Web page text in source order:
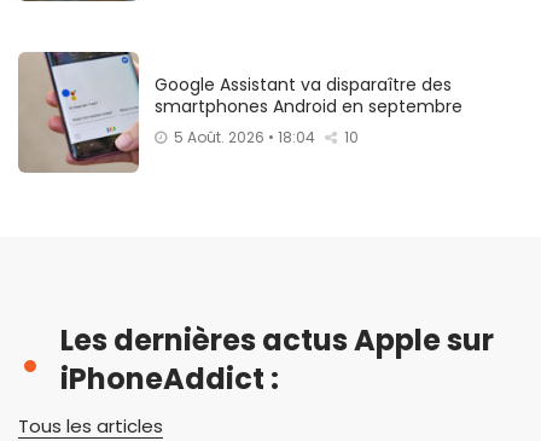
Google Assistant va disparaître des
smartphones Android en septembre
5 Août. 2026 • 18:04 10
Les dernières actus Apple sur
iPhoneAddict :
Tous les articles